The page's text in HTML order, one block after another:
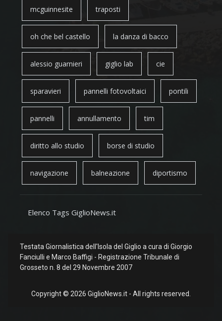
mcguinnesite traposti
oh che bel castello la danza di bacco
alessio guarnieri giglio lab cie
sparavieri pannelli fotovoltaici pontili
pannelli annullamento tim
diritto allo studio borse di studio
navigazione balneazione diportismo
Elenco Tags GiglioNews.it
Testata Giornalistica dell'Isola del Giglio a cura di Giorgio
Fanciulli e Marco Baffigi - Registrazione Tribunale di
Grosseto n. 8 del 29 Novembre 2007
Copyright © 2026 GiglioNews.it - All rights reserved.